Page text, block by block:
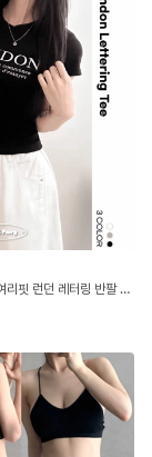
[데일리필수템⭐] 여리핏 런던 레터링 반팔 티셔츠 - 3color 국내제작 봄 여름 가을 데이트 꾸안꾸 캐주얼 유니크 힙 학생 대학생 캠퍼스 여행 수학여행 직장인